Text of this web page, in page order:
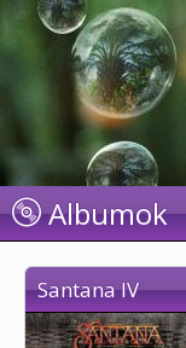
Albumok
Santana IV